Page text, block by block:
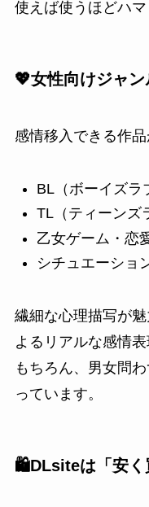
使えば使うほどハマ
💖女性向けジャン
感情移入できる作
BL（ボーイズラ
TL（ティーンズ
乙女ゲーム・恋
シチュエーショ
繊細な心理描写が
よるリアルな感情表
もちろん、男女問
っています。
🛍️DLsiteは「安く